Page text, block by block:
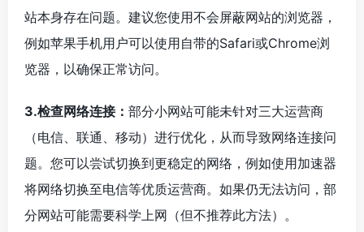
站本身存在问题。建议您使用不会屏蔽网站的浏览器，
例如苹果手机用户可以使用自带的Safari或Chrome浏
览器，以确保正常访问。
3.检查网络连接： 部分小网站可能未针对三大运营商
（电信、联通、移动）进行优化，从而导致网络连接问
题。您可以尝试切换到更稳定的网络，例如使用加速器
将网络切换至电信等优质运营商。如果仍无法访问，部
分网站可能需要科学上网（但不推荐此方法）。